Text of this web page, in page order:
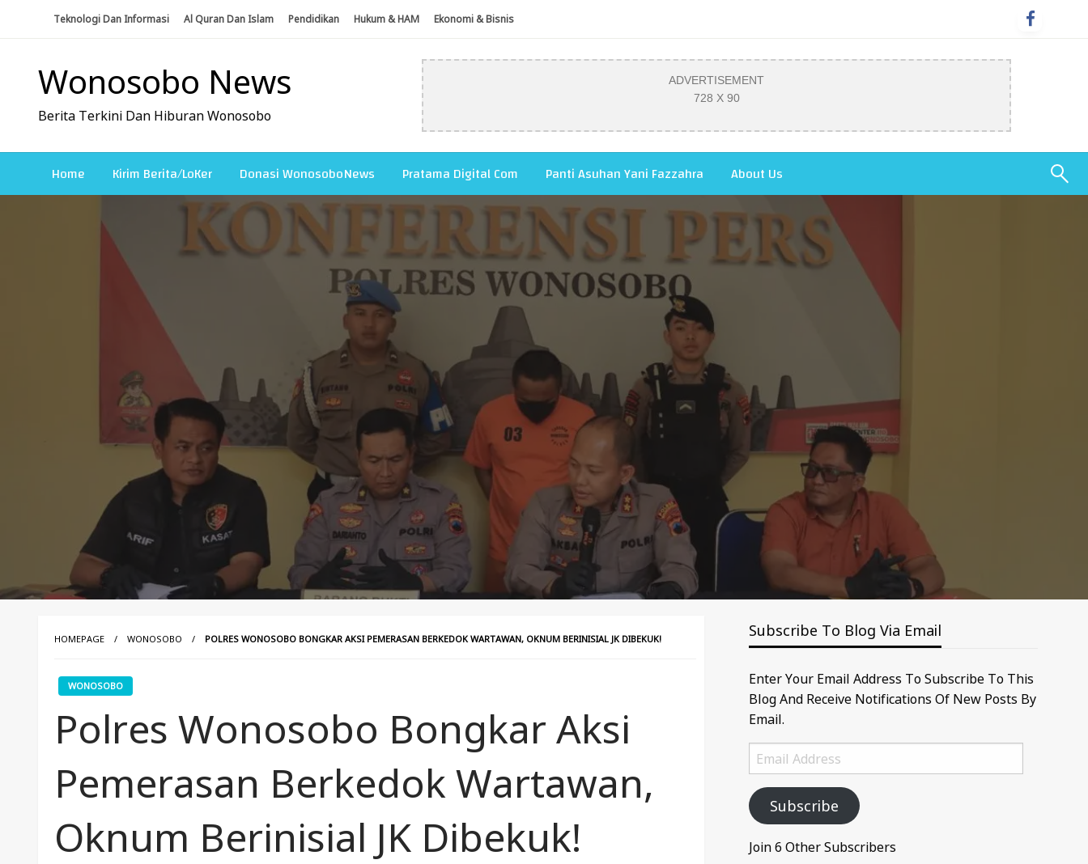
Teknologi Dan Informasi Al Quran Dan Islam Pendidikan Hukum & HAM Ekonomi & Bisnis
Wonosobo News
Berita Terkini Dan Hiburan Wonosobo
ADVERTISEMENT
728 X 90
Home Kirim Berita/LoKer Donasi WonosoboNews Pratama Digital Com Panti Asuhan Yani Fazzahra About Us
HOMEPAGE WONOSOBO POLRES WONOSOBO BONGKAR AKSI PEMERASAN BERKEDOK WARTAWAN, OKNUM BERINISIAL JK DIBEKUK!
WONOSOBO
Polres Wonosobo Bongkar Aksi
Pemerasan Berkedok Wartawan,
Oknum Berinisial JK Dibekuk!
Subscribe To Blog Via Email
Enter Your Email Address To Subscribe To This
Blog And Receive Notifications Of New Posts By
Email.
Email
Address
Subscribe
Join 6 Other Subscribers